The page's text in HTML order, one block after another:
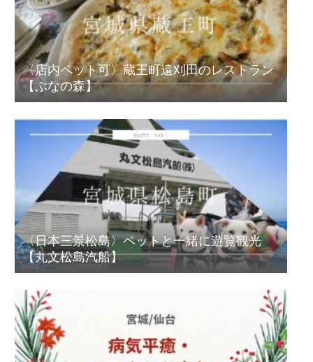
〈店内ペット可〉蔵王町遠刈田のレストラン
【ぶなの森】
〈日本三景松島〉ペットと一緒に遊覧観光
【丸文松島汽船】